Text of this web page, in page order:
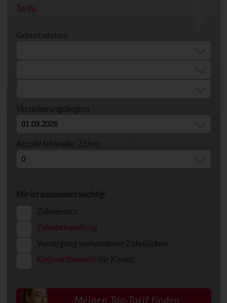
Tarife.
Geburtsdatum
Versicherungsbeginn
Anzahl fehlender Zähne
Mir ist besonders wichtig:
Zahnersatz
Zahnbehandlung
Versorgung vorhandener Zahnlücken
Kieferorthopädie für Kinder